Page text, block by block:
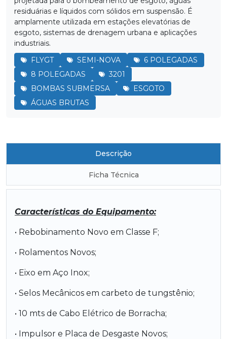
residuárias e líquidos com sólidos em suspensão. É
amplamente utilizada em estações elevatórias de
esgoto, sistemas de drenagem urbana e aplicações
industriais.
FLYGT
SEMI-NOVA
6 POLEGADAS
8 POLEGADAS
3201
BOMBAS SUBMERSA
ESGOTO
ÁGUAS BRUTAS
Descrição
Ficha Técnica
Características do Equipamento:
• Rebobinamento Novo em Classe F;
• Rolamentos Novos;
• Eixo em Aço Inox;
• Selos Mecânicos em carbeto de tungstênio;
• 10 mts de Cabo Elétrico de Borracha;
• Impulsor e Placa de Desgaste Novos;